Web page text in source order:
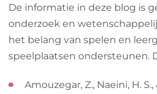
De informatie in deze blog is
onderzoek en
het belang van spelen en
speelplaatsen ondersteunen.
Amouzegar, Z., Naeini, H. S.,